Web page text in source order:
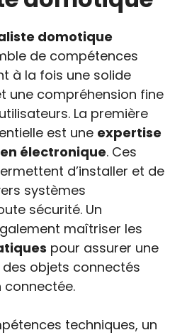
domotique
de compétences
à la fois une solide
une compréhension fine
La première
est une expertise
électronique. Ces
d’installer et de
systèmes
sécurité. Un
maîtriser les
pour assurer une
objets connectés
connectée.
techniques, un